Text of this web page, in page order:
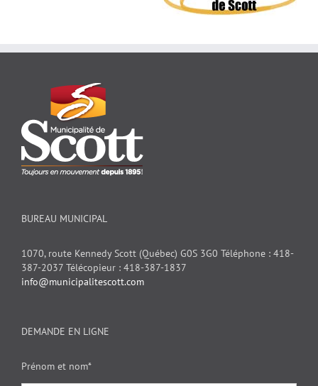
BUREAU MUNICIPAL
1070, route Kennedy Scott (Québec) G0S 3G0 Téléphone : 418-
387-2037 Télécopieur : 418-387-1837
info@municipalitescott.com
DEMANDE EN LIGNE
Prénom et nom*